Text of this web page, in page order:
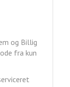
og Billig
fra kun